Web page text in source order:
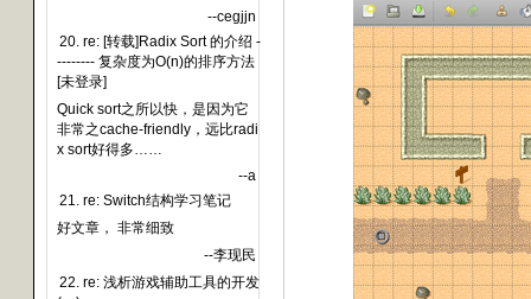
--cegjjn
20. re: [转载]Radix Sort 的介绍 -
-------- 复杂度为O(n)的排序方法
[未登录]
Quick sort之所以快，是因为它
非常之cache-friendly，远比radi
x sort好得多……
--a
21. re: Switch结构学习笔记
好文章， 非常细致
--李现民
22. re: 浅析游戏辅助工具的开发